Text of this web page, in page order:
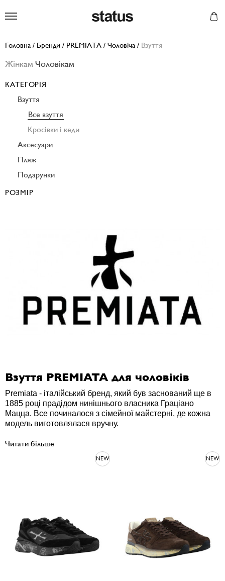
Головна / Бренди / PREMIATA / Чоловіча / Взуття
Взуття PREMIATA для чоловіків
Premiata - італійський бренд, який був заснований ще в
1885 році прадідом нинішнього власника Граціано
Мацца. Все починалося з сімейної майстерні, де кожна
модель виготовлялася вручну.
Читати більше
NEW NEW
Жінкам Чоловікам
КАТЕГОРІЯ
Взуття
Все взуття
Кросівки і кеди
Аксесуари
Пляж
Подарунки
РОЗМІР